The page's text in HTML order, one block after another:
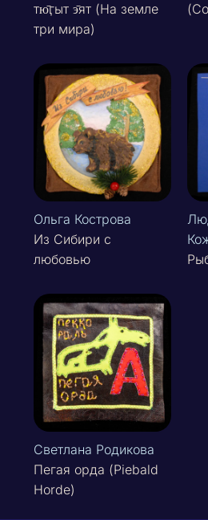
тю̄ӷыт э̄ят (На земле
три мира)
Ольга Кострова
Из Сибири с
любовью
Светлана Родикова
Пегая орда (Piebald
Horde)